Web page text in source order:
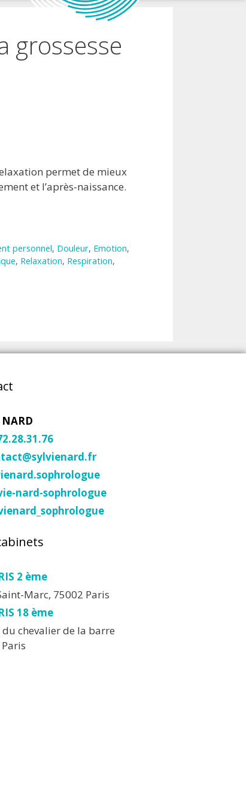
grossesse
permet de mieux
et l’après-naissance.
personnel, Douleur, Emotion,
, Relaxation, Respiration,
nard-sophrologue
2 ème
Marc, 75002 Paris
18 ème
du chevalier de la barre